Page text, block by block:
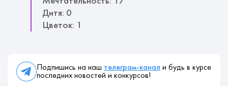
Дитя: 0
Цветок: 1
Подпишись на наш телеграм-канал и будь в курсе
последних новостей и конкурсов!